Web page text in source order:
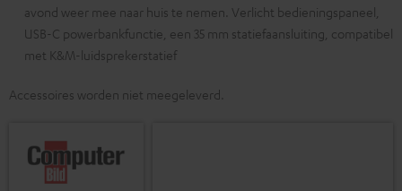
avond weer mee naar huis te nemen. Verlicht bedieningspaneel,
USB-C powerbankfunctie, een 35 mm statiefaansluiting, compatibel
met K&M-luidsprekerstatief
Accessoires worden niet meegeleverd.